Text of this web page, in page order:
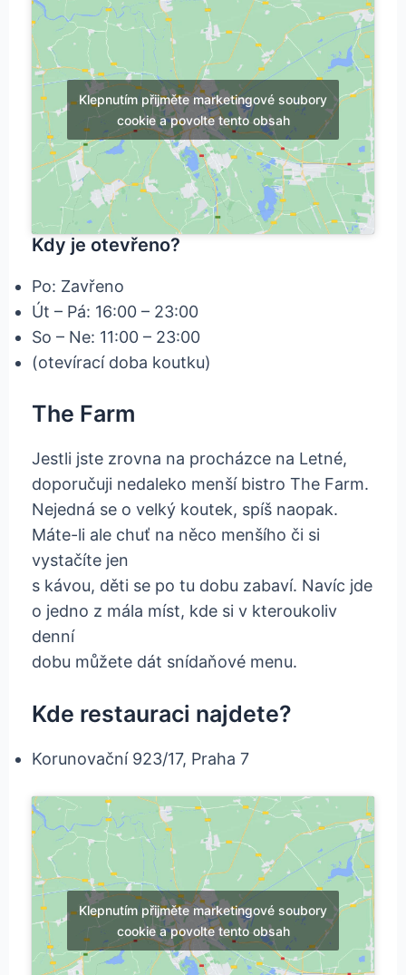
Klepnutím přijměte marketingové soubory
cookie a povolte tento obsah
Kdy je otevřeno?
Po: Zavřeno
Út – Pá: 16:00 – 23:00
So – Ne: 11:00 – 23:00
(otevírací doba koutku)
The Farm
Jestli jste zrovna na procházce na Letné,
doporučuji nedaleko menší bistro The Farm.
Nejedná se o velký koutek, spíš naopak.
Máte-li ale chuť na něco menšího či si
vystačíte jen
s kávou, děti se po tu dobu zabaví. Navíc jde
o jedno z mála míst, kde si v kteroukoliv
denní
dobu můžete dát snídaňové menu.
Kde restauraci najdete?
Korunovační 923/17, Praha 7
Klepnutím přijměte marketingové soubory
cookie a povolte tento obsah